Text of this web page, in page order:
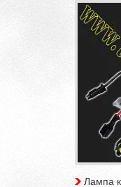
Лампа